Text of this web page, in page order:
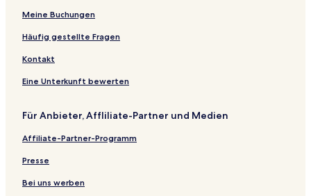
Meine Buchungen
Häufig gestellte Fragen
Kontakt
Eine Unterkunft bewerten
Für Anbieter, Affliliate-Partner und Medien
Affiliate-Partner-Programm
Presse
Bei uns werben